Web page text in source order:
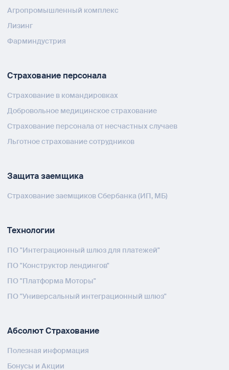
Агропромышленный комплекс
Лизинг
Фарминдустрия
Страхование персонала
Страхование в командировках
Добровольное медицинское страхование
Страхование персонала от несчастных случаев
Льготное страхование сотрудников
Защита заемщика
Страхование заемщиков Сбербанка (ИП, МБ)
Технологии
ПО "Интеграционный шлюз для платежей"
ПО "Конструктор лендингов"
ПО "Платформа Моторы"
ПО "Универсальный интеграционный шлюз"
Абсолют Страхование
Полезная информация
Бонусы и Акции